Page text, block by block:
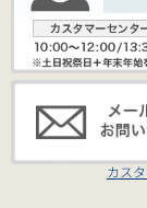
カス